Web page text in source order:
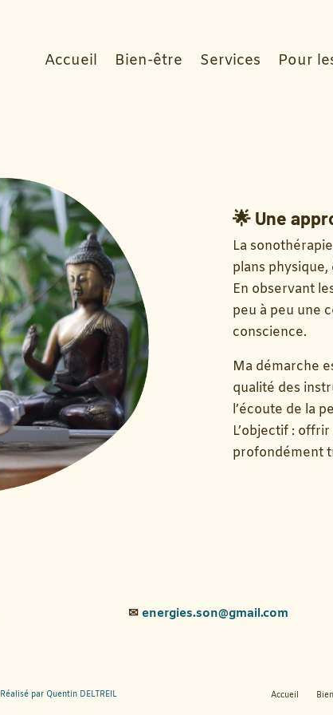
Accueil Bien-être Services Pour
🌟 Une
La
plans
En observant
peu à peu une
conscience.
Ma démarche
qualité des
l’écoute de la
L’objectif :
profondément
✉ energies.son@gmail.com
Réalisé par Quentin DELTREIL Accueil